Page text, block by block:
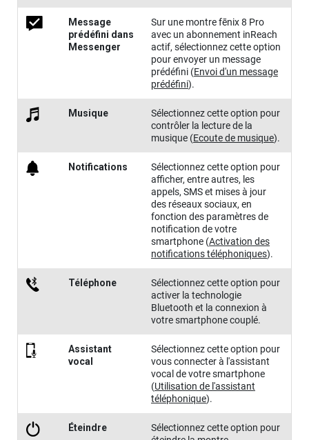
Message
prédéfini dans
Messenger
Sur une montrefēnix 8 Pro
avec un abonnement inReach
actif, sélectionnez cette option
pour envoyer un message
prédéfini (Envoi d'un message
prédéfini).
Musique
Sélectionnez cette option pour
contrôler la lecture de la
musique (Ecoute de musique).
Notifications
Sélectionnez cette option pour
afficher, entre autres, les
appels, SMS et mises à jour
des réseaux sociaux, en
fonction des paramètres de
notification de votre
smartphone (Activation des
notifications téléphoniques).
Téléphone
Sélectionnez cette option pour
activer la technologie
Bluetooth et la connexion à
votre smartphone couplé.
Assistant
vocal
Sélectionnez cette option pour
vous connecter à l'assistant
vocal de votre smartphone
(Utilisation de l'assistant
téléphonique).
Éteindre
Sélectionnez cette option pour